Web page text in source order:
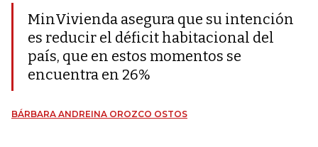
MinVivienda asegura que su intención
es reducir el déficit habitacional del
país, que en estos momentos se
encuentra en 26%
BÁRBARA ANDREINA OROZCO OSTOS